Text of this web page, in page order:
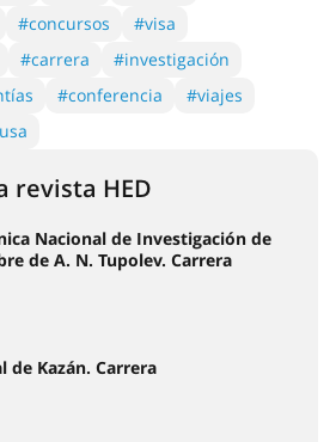
#concursos
#visa
#carrera
#investigación
#conferencia
#viajes
revista HED
Nacional de Investigación de
de A. N. Tupolev. Carrera
de Kazán. Carrera